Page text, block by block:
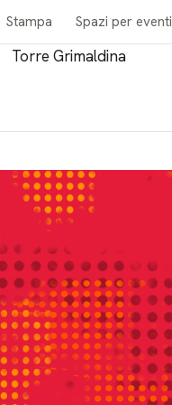
Stampa Spazi per eventi
Torre Grimaldina